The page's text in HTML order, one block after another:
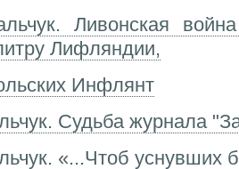
Ливонская
Лифляндии,
Инфлянт
Судьба журнала
«...Чтоб уснувших